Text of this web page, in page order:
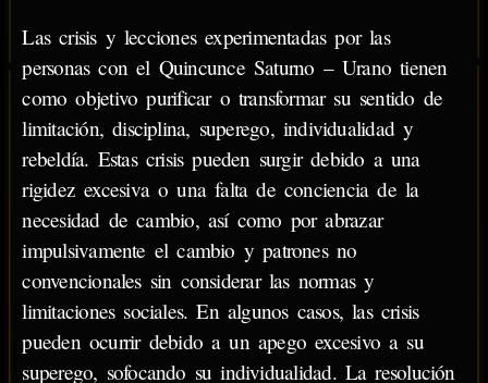
Las crisis y lecciones experimentadas por las
personas con el Quincunce Saturno – Urano tienen
como objetivo purificar o transformar su sentido de
limitación, disciplina, superego, individualidad y
rebeldía. Estas crisis pueden surgir debido a una
rigidez excesiva o una falta de conciencia de la
necesidad de cambio, así como por abrazar
impulsivamente el cambio y patrones no
convencionales sin considerar las normas y
limitaciones sociales. En algunos casos, las crisis
pueden ocurrir debido a un apego excesivo a su
superego, sofocando su individualidad. La resolución